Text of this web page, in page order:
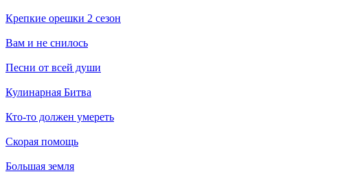
Крепкие орешки 2 сезон
Вам и не снилось
Песни от всей души
Кулинарная Битва
Кто-то должен умереть
Скорая помощь
Большая земля